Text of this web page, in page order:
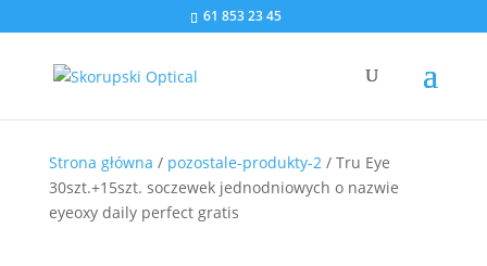
61 853 23 45
Strona główna / pozostale-produkty-2/ Tru Eye
30szt.+15szt. soczewek jednodniowych o nazwie
eyeoxy daily perfect gratis